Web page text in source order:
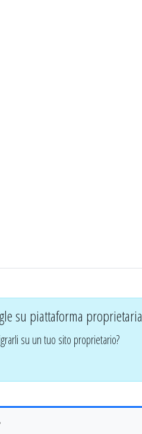
su piattaforma proprietaria
su un tuo sito proprietario?